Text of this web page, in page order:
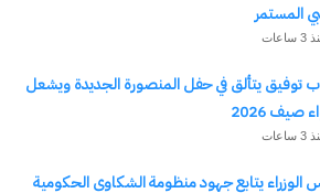
المستمر
توفيق يتألق في حفل المنصورة الجديدة ويشعل
صيف 2026
الوزراء يتابع جهود منظومة الشكاوى الحكومية